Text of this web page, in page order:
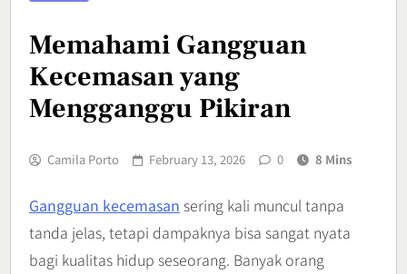
Memahami Gangguan
Kecemasan yang
Mengganggu Pikiran
Camila Porto February 13, 2026 0 8 Mins
Gangguan kecemasan sering kali muncul tanpa
tanda jelas, tetapi dampaknya bisa sangat nyata
bagi kualitas hidup seseorang. Banyak orang